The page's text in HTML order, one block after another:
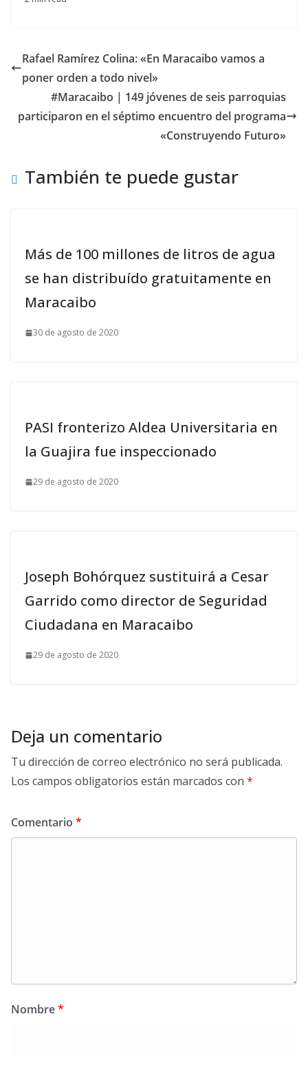
Rafael Ramírez Colina: «En Maracaibo vamos a
poner orden a todo nivel»
#Maracaibo | 149 jóvenes de seis parroquias
participaron en el séptimo encuentro del programa
«Construyendo Futuro»
También te puede gustar
Más de 100 millones de litros de agua
se han distribuído gratuitamente en
Maracaibo
30 de agosto de 2020
PASI fronterizo Aldea Universitaria en
la Guajira fue inspeccionado
29 de agosto de 2020
Joseph Bohórquez sustituirá a Cesar
Garrido como director de Seguridad
Ciudadana en Maracaibo
29 de agosto de 2020
Deja un comentario
Tu dirección de correo electrónico no será publicada.
Los campos obligatorios están marcados con *
Comentario *
Nombre*